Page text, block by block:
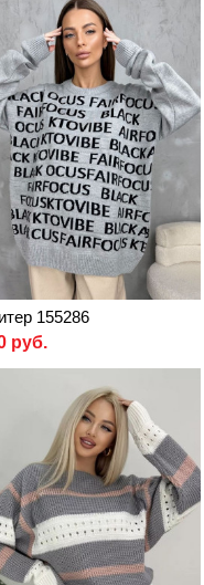
155286
руб.